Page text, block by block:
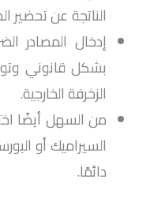
الناتجة عن تحضير
إدخال المصادر
بشكل قانوني
الزخرفة الخارجية.
من السهل أيضًا
السيراميك أو
دائمًا.